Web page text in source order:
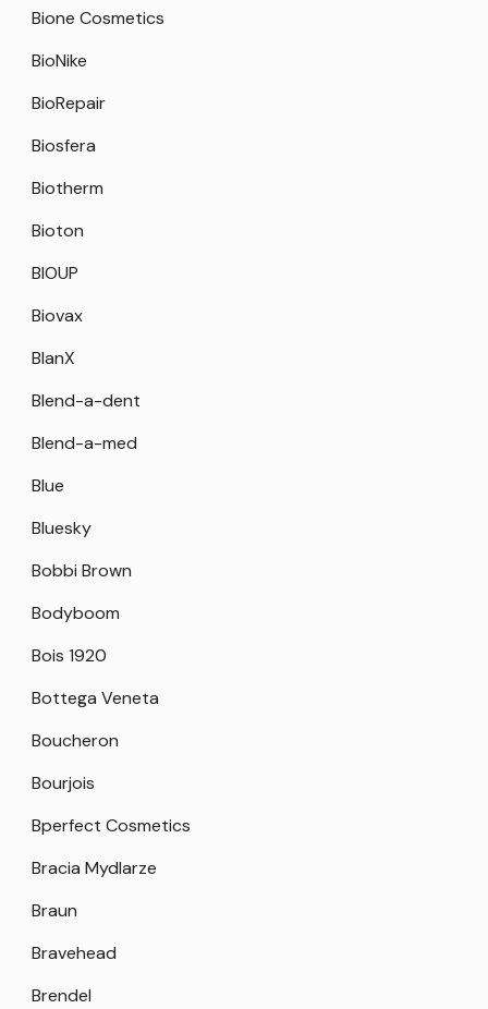
Bione Cosmetics
BioNike
BioRepair
Biosfera
Biotherm
Bioton
BIOUP
Biovax
BlanX
Blend-a-dent
Blend-a-med
Blue
Bluesky
Bobbi Brown
Bodyboom
Bois 1920
Bottega Veneta
Boucheron
Bourjois
Bperfect Cosmetics
Bracia Mydlarze
Braun
Bravehead
Brendel